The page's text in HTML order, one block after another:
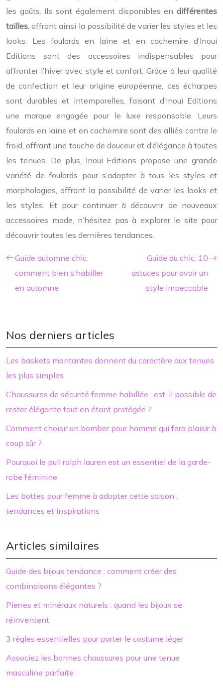
les goûts. Ils sont également disponibles en différentes
tailles, offrant ainsi la possibilité de varier les styles et les
looks. Les foulards en laine et en cachemire d’Inoui
Editions sont des accessoires indispensables pour
affronter l’hiver avec style et confort. Grâce à leur qualité
de confection et leur origine européenne, ces écharpes
sont durables et intemporelles, faisant d’Inoui Editions
une marque engagée pour le luxe responsable. Leurs
foulards en laine et en cachemire sont des alliés contre le
froid, offrant une touche de douceur et d’élégance à toutes
les tenues. De plus, Inoui Editions propose une grande
variété de foulards pour s’adapter à tous les styles et
morphologies, offrant la possibilité de varier les looks et
les styles. Et pour continuer à découvrir de nouveaux
accessoires mode, n’hésitez pas à explorer le site pour
découvrir toutes les dernières tendances.
Guide automne chic:
comment bien s’habiller
en automne
Guide du chic: 10
astuces pour avoir un
style impeccable
Nos derniers articles
Les baskets montantes donnent du caractère aux tenues
les plus simples
Chaussures de sécurité femme habillée : est-il possible de
rester élégante tout en étant protégée ?
Comment choisir un bomber pour homme qui fera plaisir à
coup sûr ?
Pourquoi le pull ralph lauren est un essentiel de la garde-
robe féminine
Les bottes pour femme à adopter cette saison :
tendances et inspirations
Articles similaires
Guide des bijoux tendance : comment créer des
combinaisons élégantes ?
Pierres et minéraux naturels : quand les bijoux se
réinventent
3 règles essentielles pour porter le costume léger
Associez les bonnes chaussures pour une tenue
masculine parfaite